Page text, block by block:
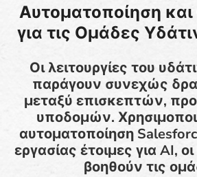
Αυτοματοποίηση
για τις Ομάδες
Οι λειτουργίες του
παράγουν συνεχώς
μεταξύ επισκεπτών,
υποδομών.
αυτοματοποίηση
εργασίας έτοιμες για AI,
βοηθούν τις